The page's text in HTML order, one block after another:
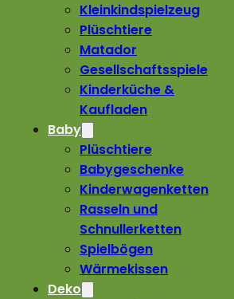
Kleinkindspielzeug
Plüschtiere
Matador
Gesellschaftsspiele
Kinderküche &
Kaufladen
Baby
Plüschtiere
Babygeschenke
Kinderwagenketten
Rasseln und
Schnullerketten
Spielbögen
Wärmekissen
Deko